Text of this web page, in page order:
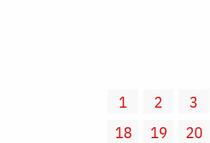
1 2 3
18
19 20